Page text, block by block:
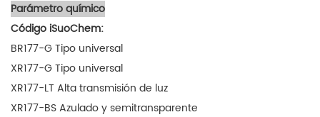
Parámetro químico
Código iSuoChem:
BR177-G Tipo universal
XR177-G Tipo universal
XR177-LT Alta transmisión de luz
XR177-BS Azulado y semitransparente